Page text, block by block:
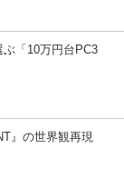
「10万円台PC3
』の世界観再現